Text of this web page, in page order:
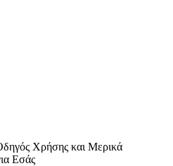
Χρήσης και Μερικά
Εσάς